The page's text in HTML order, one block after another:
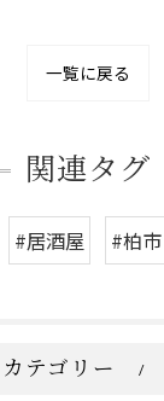
一覧に戻る
関連タグ
#居酒屋 #柏市
カテゴリー